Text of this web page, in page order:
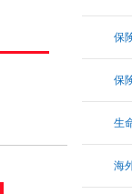
保
保
生
海